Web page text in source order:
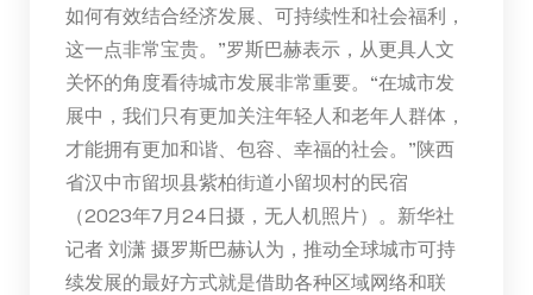
如何有效结合经济发展、可持续性和社会福利，
这一点非常宝贵。”罗斯巴赫表示，从更具人文
关怀的角度看待城市发展非常重要。“在城市发
展中，我们只有更加关注年轻人和老年人群体，
才能拥有更加和谐、包容、幸福的社会。”陕西
省汉中市留坝县紫柏街道小留坝村的民宿
（2023年7月24日摄，无人机照片）。新华社
记者 刘潇 摄罗斯巴赫认为，推动全球城市可持
续发展的最好方式就是借助各种区域网络和联